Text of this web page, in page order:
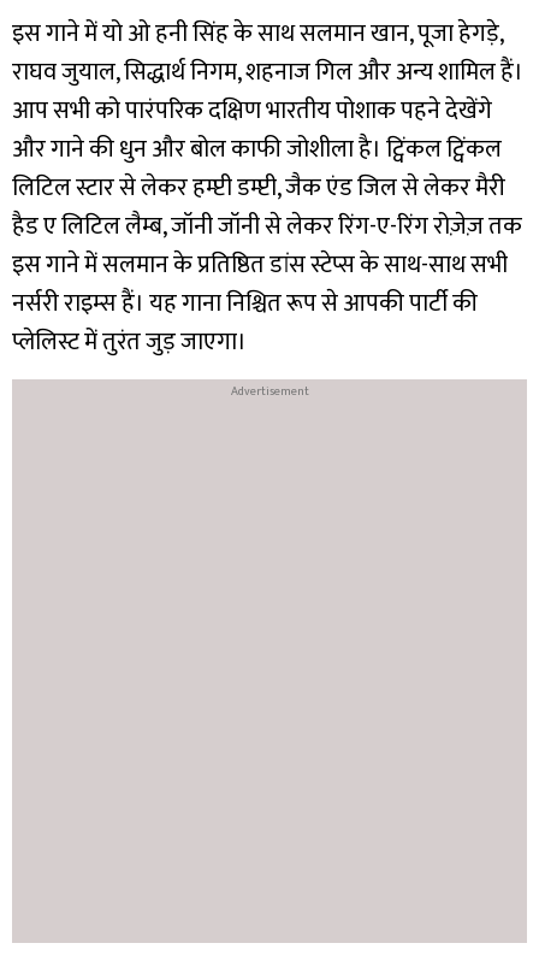
इस गाने में यो ओ हनी सिंह के साथ सलमान खान, पूजा हेगड़े,
राघव जुयाल, सिद्धार्थ निगम, शहनाज गिल और अन्य शामिल हैं।
आप सभी को पारंपरिक दक्षिण भारतीय पोशाक पहने देखेंगे
और गाने की धुन और बोल काफी जोशीला है। ट्विंकल ट्विंकल
लिटिल स्टार से लेकर हम्प्टी डम्प्टी, जैक एंड जिल से लेकर मैरी
हैड ए लिटिल लैम्ब, जॉनी जॉनी से लेकर रिंग-ए-रिंग रोज़ेज़ तक
इस गाने में सलमान के प्रतिष्ठित डांस स्टेप्स के साथ-साथ सभी
नर्सरी राइम्स हैं। यह गाना निश्चित रूप से आपकी पार्टी की
प्लेलिस्ट में तुरंत जुड़ जाएगा।